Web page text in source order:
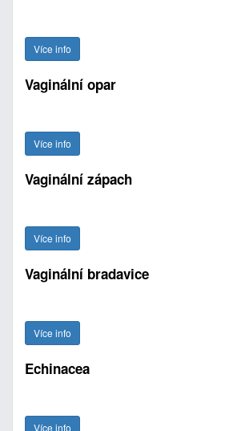
Více info
Vaginální opar
Více info
Vaginální zápach
Více info
Vaginální bradavice
Více info
Echinacea
Více info